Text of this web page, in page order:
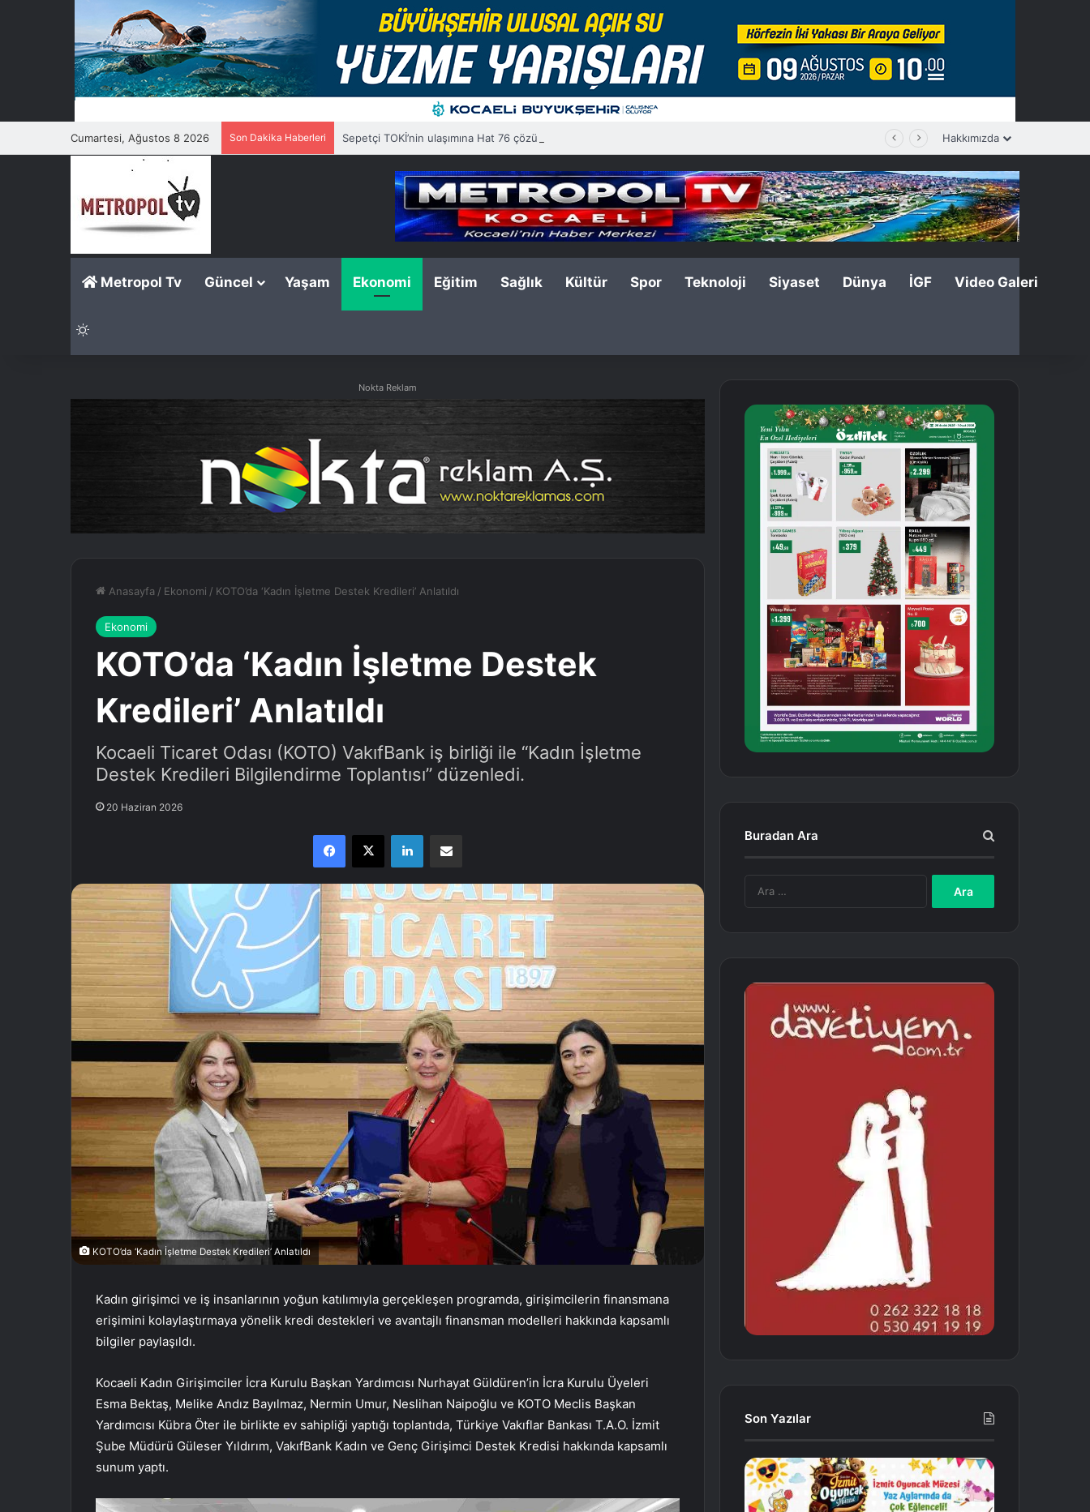
Cumartesi, Ağustos 8 2026 Son Dakika Haberleri Sepetçi TOKİ’nin ulaşımına Hat 76 çözümü Hakkımızda
Metropol Tv Güncel Yaşam Ekonomi Eğitim Sağlık Kültür Spor Teknoloji Siyaset Dünya İGF Video Galeri
Nokta Reklam
Anasayfa / Ekonomi / KOTO’da ‘Kadın İşletme Destek Kredileri’ Anlatıldı
Ekonomi
KOTO’da ‘Kadın İşletme Destek
Kredileri’ Anlatıldı
Kocaeli Ticaret Odası (KOTO) VakıfBank iş birliği ile “Kadın İşletme
Destek Kredileri Bilgilendirme Toplantısı” düzenledi.
20 Haziran 2026
KOTO’da ‘Kadın İşletme Destek Kredileri’ Anlatıldı
Kadın girişimci ve iş insanlarının yoğun katılımıyla gerçekleşen programda, girişimcilerin finansmana
erişimini kolaylaştırmaya yönelik kredi destekleri ve avantajlı finansman modelleri hakkında kapsamlı
bilgiler paylaşıldı.
Kocaeli Kadın Girişimciler İcra Kurulu Başkan Yardımcısı Nurhayat Güldüren’in İcra Kurulu Üyeleri
Esma Bektaş, Melike Andız Bayılmaz, Nermin Umur, Neslihan Naipoğlu ve KOTO Meclis Başkan
Yardımcısı Kübra Öter ile birlikte ev sahipliği yaptığı toplantıda, Türkiye Vakıflar Bankası T.A.O. İzmit
Şube Müdürü Güleser Yıldırım, VakıfBank Kadın ve Genç Girişimci Destek Kredisi hakkında kapsamlı
sunum yaptı.
Buradan Ara
Son Yazılar